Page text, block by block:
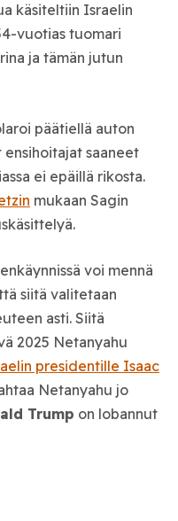
käsiteltiin Israelin
vuotias tuomari
ja tämän jutun
päätiellä auton
saaneet
ei epäillä rikosta.
mukaan Sagin
voi mennä
siitä valitetaan
asti. Siitä
2025 Netanyahu
presidentille Isaac
Netanyahu jo
Trump on lobannut